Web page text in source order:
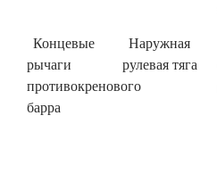
Концевые
рычаги
противокренового
барра
Наружная
рулевая тяга